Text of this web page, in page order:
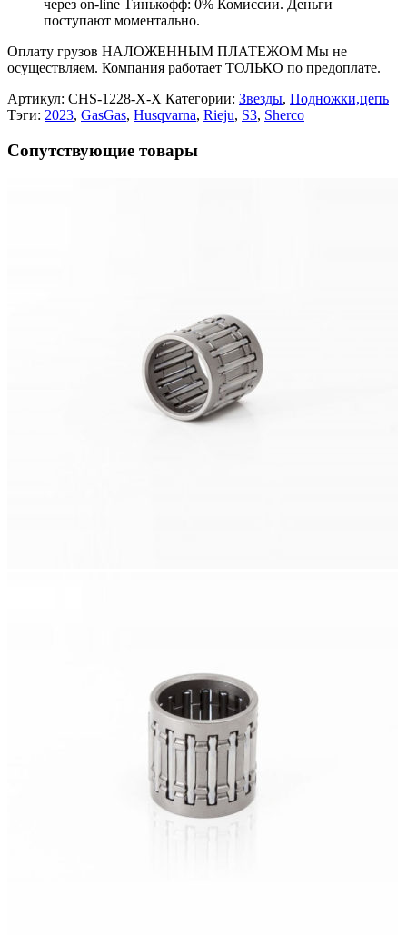
через on-line Тинькофф: 0% Комиссии. Деньги
поступают моментально.
Оплату грузов НАЛОЖЕННЫМ ПЛАТЕЖОМ Мы не
осуществляем. Компания работает ТОЛЬКО по предоплате.
Артикул: CHS-1228-X-X Категории: Звезды, Подножки,цепь
Тэги: 2023, GasGas, Husqvarna, Rieju, S3, Sherco
Сопутствующие товары